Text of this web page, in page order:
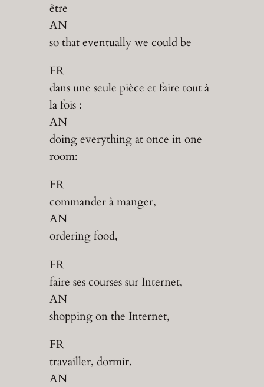
être
AN
so that eventually we could be
FR
dans une seule pièce et faire tout à
la fois :
AN
doing everything at once in one
room:
FR
commander à manger,
AN
ordering food,
FR
faire ses courses sur Internet,
AN
shopping on the Internet,
FR
travailler, dormir.
AN